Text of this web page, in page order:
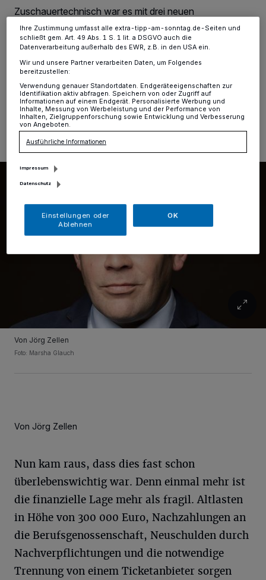
Zuschauertechnisch war es mit drei neuen
Besucherrekorden eine Top-Saison für die Pinguine.
Die Krefelder hatten Lust auf Eishockey, rannten dem
sportlichen Aushängeschild der Stadt trotz
wechselhafter Leistungen die Türe ein.
05.04.2024 , 07:32 Uhr Eine Minute Lesezeit
Von Jörg Zellen
Foto: Marsha Glauch
Von Jörg Zellen
Nun kam raus, dass dies fast schon
überlebenswichtig war. Denn einmal mehr ist
die finanzielle Lage mehr als fragil. Altlasten
in Höhe von 300 000 Euro, Nachzahlungen an
die Berufsgenossenschaft, Neuschulden durch
Nachverpflichtungen und die notwendige
Trennung von einem Ticketanbieter sorgen
Informationen finden Sie in unserer Datenschutzerklärung.
Ihre Zustimmung umfasst alle extra-tipp-am-sonntag.de-Seiten und
schließt gem. Art. 49 Abs. 1 S. 1 lit. a DSGVO auch die
Datenverarbeitung außerhalb des EWR, z.B. in den USA ein.
Wir und unsere Partner verarbeiten Daten, um Folgendes
bereitzustellen:
Verwendung genauer Standortdaten. Endgeräteeigenschaften zur
Identifikation aktiv abfragen. Speichern von oder Zugriff auf
Informationen auf einem Endgerät. Personalisierte Werbung und
Inhalte, Messung von Werbeleistung und der Performance von
Inhalten, Zielgruppenforschung sowie Entwicklung und Verbesserung
von Angeboten.
Ausführliche Informationen
Impressum
Datenschutz
Einstellungen oder
Ablehnen
OK